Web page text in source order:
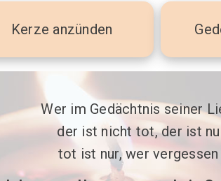
Kerze anzünden
Wer im Gedächtnis seiner
der ist nicht tot, der ist
tot ist nur, wer